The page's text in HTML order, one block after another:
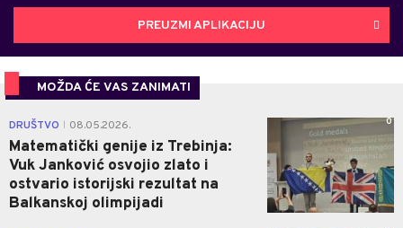
PREUZMI APLIKACIJU
MOŽDA ĆE VAS ZANIMATI
DRUŠTVO 08.05.2026.
Matematički genije iz Trebinja:
Vuk Janković osvojio zlato i
ostvario istorijski rezultat na
Balkanskoj olimpijadi
0